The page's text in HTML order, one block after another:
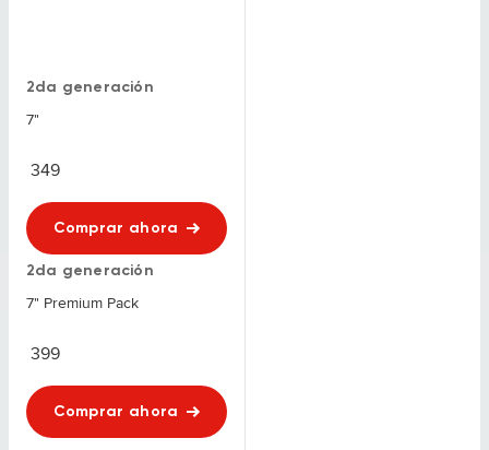
2da generación
7"
349
Comprar ahora
2da generación
7" Premium Pack
399
Comprar ahora